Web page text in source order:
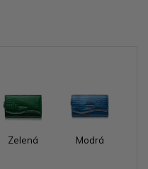
Zelená Modrá